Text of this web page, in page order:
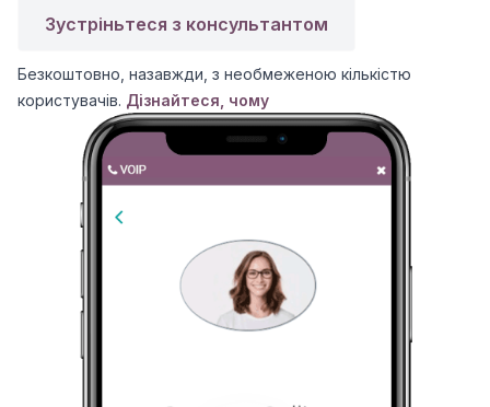
Зустріньтеся з консультантом
Безкоштовно, назавжди, з необмеженою кількістю
користувачів. Дізнайтеся, чому